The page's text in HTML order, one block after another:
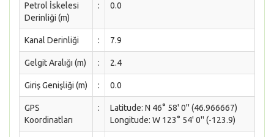
Petrol İskelesi
Derinliği (m)
: 0.0
Kanal Derinliği : 7.9
Gelgit Aralığı (m) : 2.4
Giriş Genişliği (m) : 0.0
GPS
Koordinatları
:
Latitude: N 46° 58' 0'' (46.966667)
Longitude: W 123° 54' 0'' (-123.9)